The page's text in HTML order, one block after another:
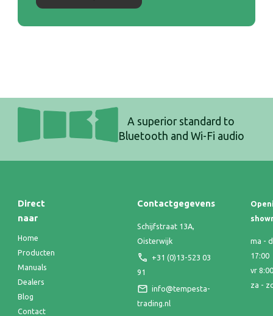
A superior standard to
Bluetooth and Wi-Fi audio
Direct
naar
Home
Producten
Manuals
Dealers
Blog
Contact
Contactgegevens
Schijfstraat 13A,
Oisterwijk
+31 (0)13-523 03
91
info@tempesta-
trading.nl
ma -
17:00
vr
za -